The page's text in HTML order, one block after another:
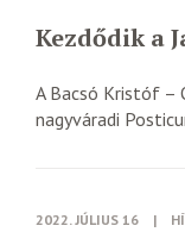
Kezdődik a
A Bacsó Kristóf –
nagyváradi
2022. JÚLIUS 16 |